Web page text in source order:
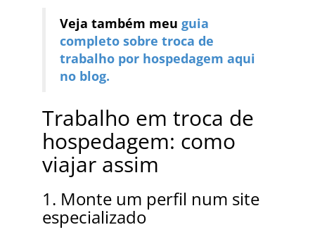
Veja também meu guia
completo sobre troca de
trabalho por hospedagem aqui
no blog.
Trabalho em troca de
hospedagem: como
viajar assim
1. Monte um perfil num site
especializado